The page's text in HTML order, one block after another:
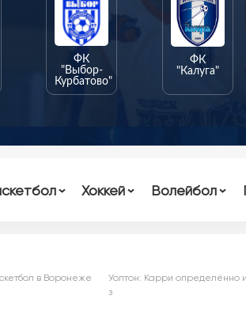
ФК
"Выбор-
Курбатово"
ФК
"Калуга"
Хоккей Волейбол
в Воронеже
Уолтон: Карри определённо
з